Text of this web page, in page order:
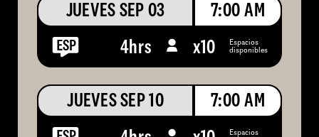
JUEVES SEP 03
7:00 AM
4hrs
x10 Espacios
disponibles
JUEVES SEP 10
7:00 AM
Espacios